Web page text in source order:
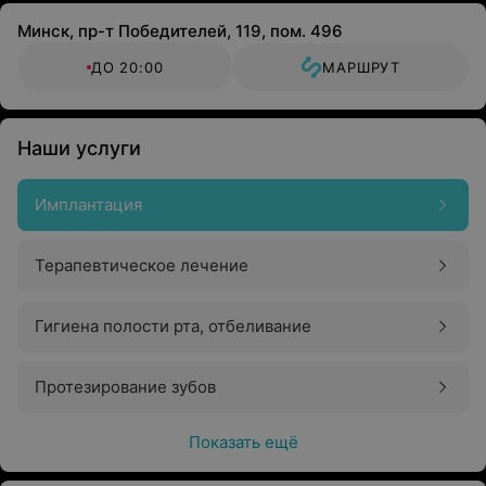
Крайне важно, чтобы имплантат был установлен
в нужном месте и направлении. По простому
рентгеновскому снимку даже опытный хирург
планирование позволяет точно
позиционировать имплантат
Комфорт жизни
Минск, пр-т Победителей, 119, пом. 496
ДО 20:00 МАРШРУТ
Наши услуги
Имплантация
Терапевтическое лечение
Гигиена полости рта, отбеливание
Протезирование зубов
Показать ещё